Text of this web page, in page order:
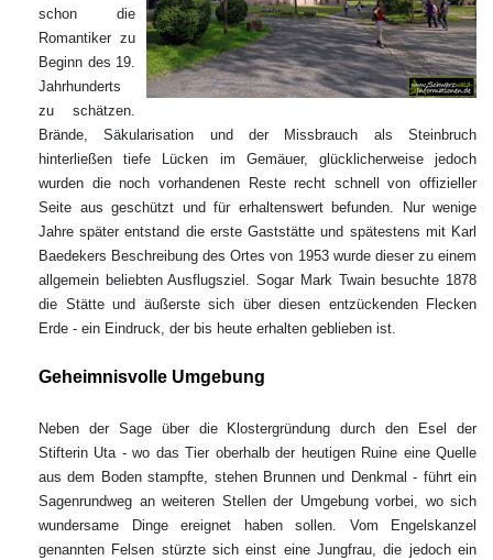
schon die
Romantiker zu
Beginn des 19.
Jahrhunderts
zu schätzen.
Brände, Säkularisation und der Missbrauch als Steinbruch
hinterließen tiefe Lücken im Gemäuer, glücklicherweise jedoch
wurden die noch vorhandenen Reste recht schnell von offizieller
Seite aus geschützt und für erhaltenswert befunden. Nur wenige
Jahre später entstand die erste Gaststätte und spätestens mit Karl
Baedekers Beschreibung des Ortes von 1953 wurde dieser zu einem
allgemein beliebten Ausflugsziel. Sogar Mark Twain besuchte 1878
die Stätte und äußerste sich über diesen entzückenden Flecken
Erde - ein Eindruck, der bis heute erhalten geblieben ist.
Geheimnisvolle Umgebung
Neben der Sage über die Klostergründung durch den Esel der
Stifterin Uta - wo das Tier oberhalb der heutigen Ruine eine Quelle
aus dem Boden stampfte, stehen Brunnen und Denkmal - führt ein
Sagenrundweg an weiteren Stellen der Umgebung vorbei, wo sich
wundersame Dinge ereignet haben sollen. Vom Engelskanzel
genannten Felsen stürzte sich einst eine Jungfrau, die jedoch ein